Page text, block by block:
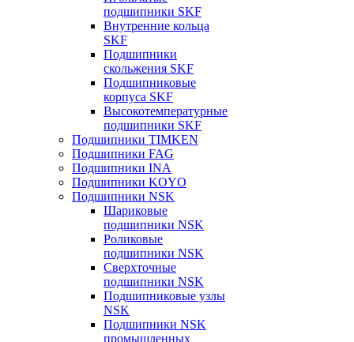
подшипники SKF
Внутренние кольца
SKF
Подшипники
скольжения SKF
Подшипниковые
корпуса SKF
Высокотемпературные
подшипники SKF
Подшипники TIMKEN
Подшипники FAG
Подшипники INA
Подшипники KOYO
Подшипники NSK
Шариковые
подшипники NSK
Роликовые
подшипники NSK
Сверхточные
подшипники NSK
Подшипниковые узлы
NSK
Подшипники NSK
промышленных